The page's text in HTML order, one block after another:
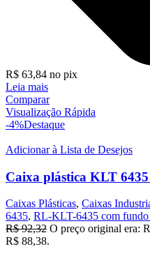
R$ 63,84 no pix
Leia mais
Comparar
Visualização Rápida
-4%Destaque
Adicionar à Lista de Desejos
Caixa plástica KLT
Caixas Plásticas, Caixas
6435, RL-KLT-6435 com
R$92,32 O preço original era:
R$ 88,38.